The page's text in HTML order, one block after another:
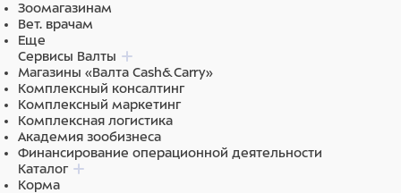
Зоомагазинам
Вет. врачам
Еще
Сервисы Валты
Магазины «Валта Cash&Carry»
Комплексный консалтинг
Комплексный маркетинг
Комплексная логистика
Академия зообизнеса
Финансирование операционной деятельности
Каталог
Корма